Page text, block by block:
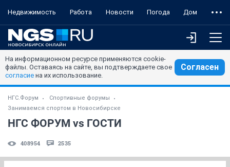
Недвижимость Работа Новости Погода Дом
На информационном ресурсе применяются cookie-
файлы. Оставаясь на сайте, вы подтверждаете свое
согласие на их использование.
Согласен
НГС.Форум
Спортивные форумы
Занимаемся спортом в Новосибирске
НГС ФОРУМ vs ГОСТИ
408954 2535